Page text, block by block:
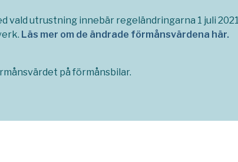
vald utrustning innebär regeländringarna 1 juli 2021
Läs mer om de ändrade förmånsvärdena här.
på förmånsbilar.